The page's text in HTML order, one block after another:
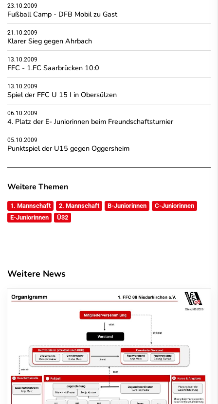
23.10.2009
Fußball Camp - DFB Mobil zu Gast
21.10.2009
Klarer Sieg gegen Ahrbach
13.10.2009
FFC - 1.FC Saarbrücken 10:0
13.10.2009
Spiel der FFC U 15 I in Obersülzen
06.10.2009
4. Platz der E- Juniorinnen beim Freundschaftsturnier
05.10.2009
Punktspiel der U15 gegen Oggersheim
Weitere Themen
1. Mannschaft 2. Mannschaft B-Juniorinnen
C-Juniorinnen
E-Juniorinnen
Ü32
Weitere News